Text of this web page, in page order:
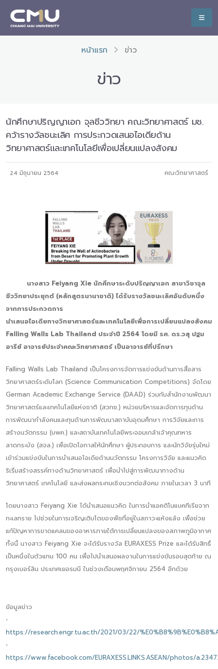
หน้าแรก ข่าว
ข่าว
นักศึกษาปริญญาเอก จุลชีววิทยา คณะวิทยาศาสตร์ มช.
คว้ารางวัลชนะเลิศ การประกวดเสนอไอเดียด้าน
วิทยาศาสตร์และเทคโนโลยีเพื่อเปลี่ยนแปลงสังคม
24 มิถุนายน 2564 คณะวิทยาศาสตร์
นางสาว Feiyang Xie นักศึกษาระดับปริญญาเอก สาขาวิชาจุล
ชีววิทยาประยุกต์ (หลักสูตรนานาชาติ) ได้รับรางวัลชนะเลิศอันดับหนึ่ง
จากการประกวดการ
นำเสนอไอเดียทางวิทยาศาสตร์และเทคโนโลยีเพื่อการเปลี่ยนแปลงสังคม
Falling Walls Lab Thailand ประจำปี 2564 โดยมี รศ. ดร.วสุ ปฐม
อารีย์ อาจารย์ประจำคณะวิทยาศาสตร์ เป็นอาจารย์ที่ปรึกษา
Falling Walls Lab Thailand เป็นโครงการจัดการแข่งขันด้านการสื่อสาร
วิทยาศาสตร์ระดับโลก (Science Communication Competitions) จัดโดย
German Academic Exchange Service (DAAD) ร่วมกับสำนักงานพัฒนา
วิทยาศาสตร์และเทคโนโลยีแห่งชาติ (สวทช.) หน่วยบริหารและจัดการทุนด้าน
การพัฒนากำลังคนและทุนด้านการพัฒนาสถาบันอุดมศึกษา การวิจัยและการ
สร้างนวัตกรรม (บพค.) และสถาบันเทคโนโลยีพระจอมเกล้าเจ้าคุณทหาร
ลาดกระบัง (สจล.) เพื่อเปิดโอกาสให้นักศึกษา ผู้ประกอบการ และนักวิจัยรุ่นใหม่
เข้าร่วมแข่งขันในการนำเสนอไอเดียด้านนวัตกรรม โครงการวิจัย และแนวคิด
ริเริ่มสร้างสรรค์ทางด้านวิทยาศาสตร์ เพื่อนำไปสู่การพัฒนาทางด้าน
วิทยาศาสตร์ เทคโนโลยี และส่งผลกระทบเชิงบวกต่อสังคม ภายในเวลา 3 นาที
โดยนางสาว Feiyang Xie ได้นำเสนอแนวคิด ในการนำแอคติโนแบคทีเรียจาก
ทะเลทราย ไปช่วยในการเจริญเติบโตของพืชที่อยู่ในสภาวะแห้งแล้ง เพื่อช่วย
แก้ปัญหาการขาดแคลนของอาหารภายใต้การเปลี่ยนแปลงของสภาพภูมิอากาศ
ทั้งนี้ นางสาว Feiyang Xie จะได้รับรางวัล EURAXESS Prize และได้รับสิทธิ์
เป็นหนึ่งในตัวแทน 100 คน เพื่อไปนำเสนอผลงานในการแข่งขันรอบสุดท้าย ณ
กรุงเบอร์ลิน ประเทศเยอรมนี ในช่วงเดือนพฤศจิกายน 2564 อีกด้วย
ข้อมูลข่าว
•
https://research.engr.tu.ac.th/2021/03/22/
•
https://www.facebook.com/EURAXESS.LINKS.ASEAN/photos/